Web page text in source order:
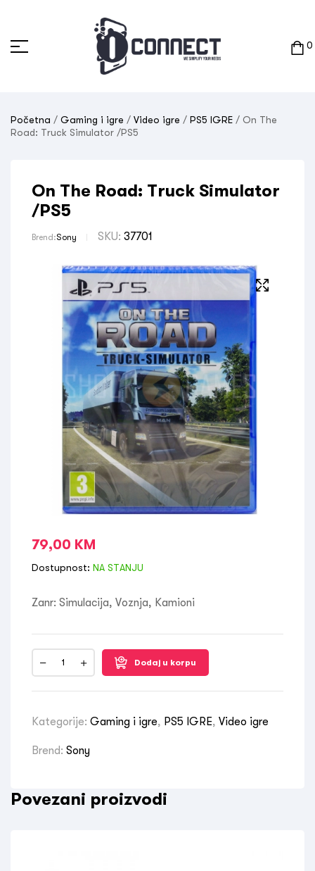
0
Početna / Gaming i igre / Video igre / PS5 IGRE / On The
Road: Truck Simulator /PS5
On The Road: Truck Simulator
/PS5
Brend:Sony SKU: 37701
79,00 KM
Dostupnost: NA STANJU
Zanr: Simulacija, Voznja, Kamioni
Dodaj u korpu
Kategorije: Gaming i igre, PS5 IGRE, Video igre
Brend: Sony
Povezani proizvodi